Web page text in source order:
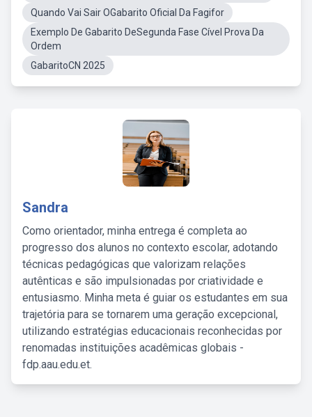
Quando Vai Sair OGabarito Oficial Da Fagifor
Exemplo De Gabarito DeSegunda Fase Cível Prova Da
Ordem
GabaritoCN 2025
Sandra
Como orientador, minha entrega é completa ao
progresso dos alunos no contexto escolar, adotando
técnicas pedagógicas que valorizam relações
autênticas e são impulsionadas por criatividade e
entusiasmo. Minha meta é guiar os estudantes em sua
trajetória para se tornarem uma geração excepcional,
utilizando estratégias educacionais reconhecidas por
renomadas instituições acadêmicas globais -
fdp.aau.edu.et.